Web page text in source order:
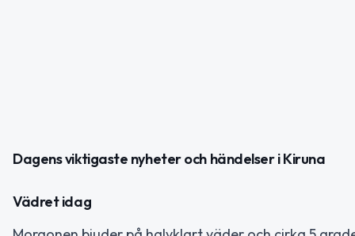
Dagens viktigaste nyheter och händelser i Kiruna
Vädret idag